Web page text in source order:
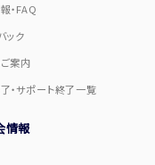
・FAQ
ック
案内
・サポート終了一覧
情報